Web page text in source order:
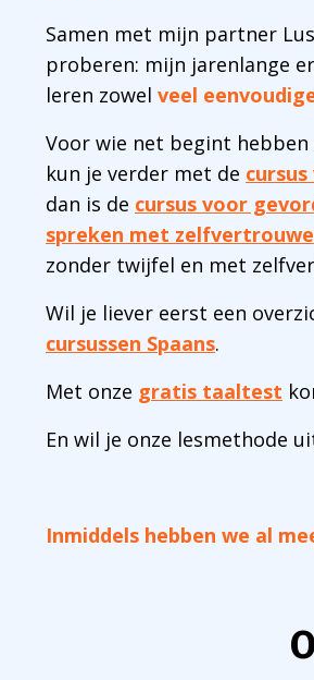
Samen met mijn partner
proberen: mijn jarenlange
leren zowel veel
Voor wie net begint hebben
kun je verder met de
dan is de cursus voor
spreken met
zonder twijfel en met
Wil je liever eerst een
cursussen Spaans.
Met onze gratis taaltest
En wil je onze lesmethode
Inmiddels hebben we al